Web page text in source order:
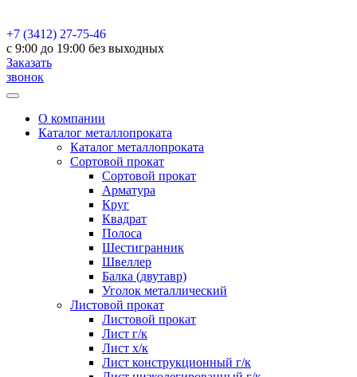
+7 (3412) 27-75-46
c 9:00 до 19:00 без выходных
Заказать
звонок
О компании
Каталог металлопроката
Каталог металлопроката
Сортовой прокат
Сортовой прокат
Арматура
Круг
Квадрат
Полоса
Шестигранник
Швеллер
Балка (двутавр)
Уголок металлический
Листовой прокат
Листовой прокат
Лист г/к
Лист х/к
Лист конструкционный г/к